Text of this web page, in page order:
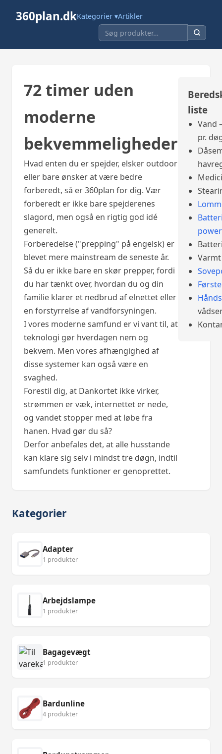
360plan.dkKategorier ▾Artikler
72 timer uden
moderne
bekvemmeligheder
Hvad enten du er spejder, elsker outdoor
eller bare ønsker at være bedre
forberedt, så er 360plan for dig. Vær
forberedt er ikke bare spejderenes
slagord, men også en rigtig god idé
generelt.
Forberedelse ("prepping" på engelsk) er
blevet mere mainstream de seneste år.
Så du er ikke bare en skør prepper, fordi
du har tænkt over, hvordan du og din
familie klarer et nedbrud af elnettet eller
en forstyrrelse af vandforsyningen.
I vores moderne samfund er vi vant til, at
teknologi gør hverdagen nem og
bekvem. Men vores afhængighed af
disse systemer kan også være en
svaghed.
Forestil dig, at Dankortet ikke virker,
strømmen er væk, internettet er nede,
og vandet stopper med at løbe fra
hanen. Hvad gør du så?
Derfor anbefales det, at alle husstande
kan klare sig selv i mindst tre døgn, indtil
samfundets funktioner er genoprettet.
liste
Vand
pr.
Kategorier
Adapter
1 produkter
Arbejdslampe
1 produkter
Bagagevægt
1 produkter
Bardunline
4 produkter